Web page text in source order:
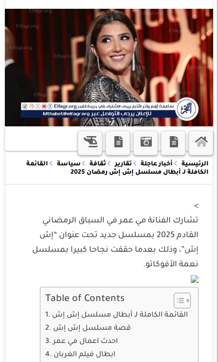
الرئيسية أخبار عاجلة تقارير ثقافة سياسة
القائمة
الكاملة لـ أبطال مسلسل إش إش رمضان 2025
>
تشارك الفنانة مي عمر في السباق الرمضاني
القادم 2025 بمسلسل جديد تحت عنوان “إش
إش”، وذلك بعدما حققت نجاحا كبيرا بمسلسل
نعمة الأفوكاتو.
Table of Contents
القائمة الكاملة لـ أبطال مسلسل إش إش
قصة مسلسل إش إش
احدث اعمال مي عمر
ابطال فيلم الغربان